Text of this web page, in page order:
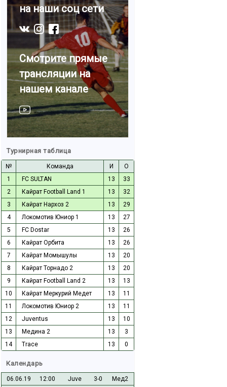
на наши соц сети
Смотрите прямые
трансляции на
нашем канале
Турнирная таблица
№ Команда И
О
1
FC SULTAN 13
33
2
Кайрат Football Land 1 13
32
3
Кайрат Нархоз 2 13
29
4
Локомотив Юниор 1 13
27
5
FC Dostar 13
26
6
Кайрат Орбита 13
26
7
Кайрат Момышулы 13
20
8
Кайрат Торнадо 2 13
20
9
Кайрат Football Land 2 13
13
10
Кайрат Меркурий Медет 13
11
11
Локомотив Юниор 2 13
11
12
Juventus 13
10
13
Медина 2 13
3
14
Trace 13 0
Календарь
06.06.19 12:00 Juve 3-0 Мед2